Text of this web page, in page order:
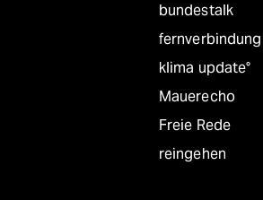
bundestalk
fernverbindung
klima update°
Mauerecho
Freie Rede
reingehen